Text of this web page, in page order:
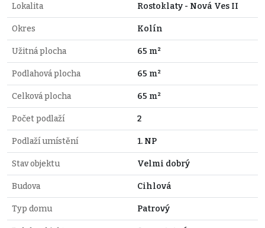
Lokalita Rostoklaty - Nová Ves II
Okres Kolín
Užitná plocha 65 m²
Podlahová plocha 65 m²
Celková plocha 65 m²
Počet podlaží 2
Podlaží umístění 1. NP
Stav objektu Velmi dobrý
Budova Cihlová
Typ domu Patrový